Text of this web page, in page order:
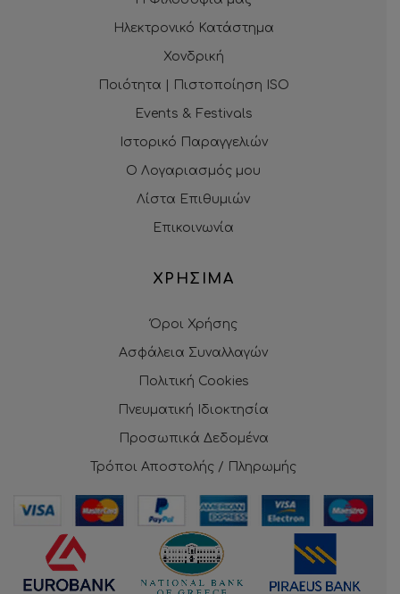
Ηλεκτρονικό Κατάστημα
Χονδρική
Ποιότητα | Πιστοποίηση ISO
Events & Festivals
Ιστορικό Παραγγελιών
Ο Λογαριασμός μου
Λίστα Επιθυμιών
Επικοινωνία
ΧΡΗΣΙΜΑ
Όροι Χρήσης
Ασφάλεια Συναλλαγών
Πολιτική Cookies
Πνευματική Ιδιοκτησία
Προσωπικά Δεδομένα
Τρόποι Αποστολής / Πληρωμής